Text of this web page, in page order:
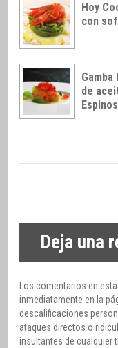
Hoy
con
de
Deja una
Los comentarios en
inmediatamente en la
descalificaciones
ataques directos o
insultantes de cualquier